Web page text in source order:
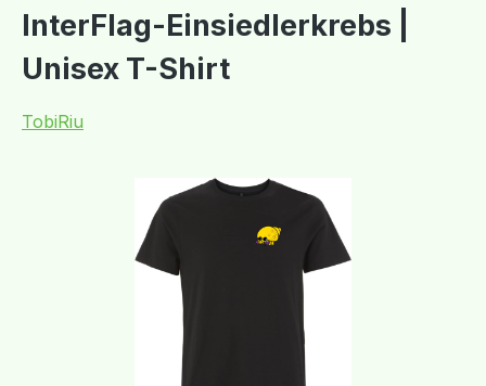
InterFlag-Einsiedlerkrebs |
Unisex T-Shirt
TobiRiu
Bildergalerie überspringen